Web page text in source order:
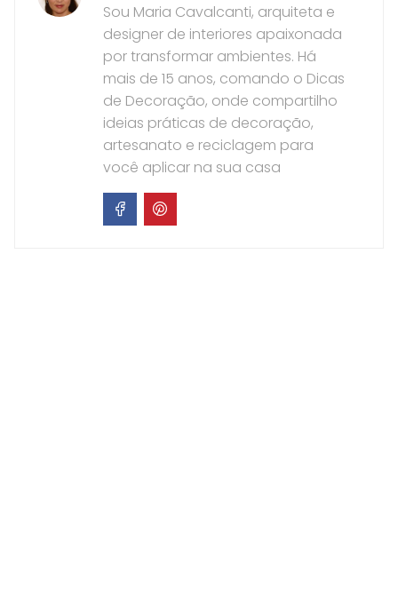
Sou Maria Cavalcanti, arquiteta e
designer de interiores apaixonada
por transformar ambientes. Há
mais de 15 anos, comando o Dicas
de Decoração, onde compartilho
ideias práticas de decoração,
artesanato e reciclagem para
você aplicar na sua casa